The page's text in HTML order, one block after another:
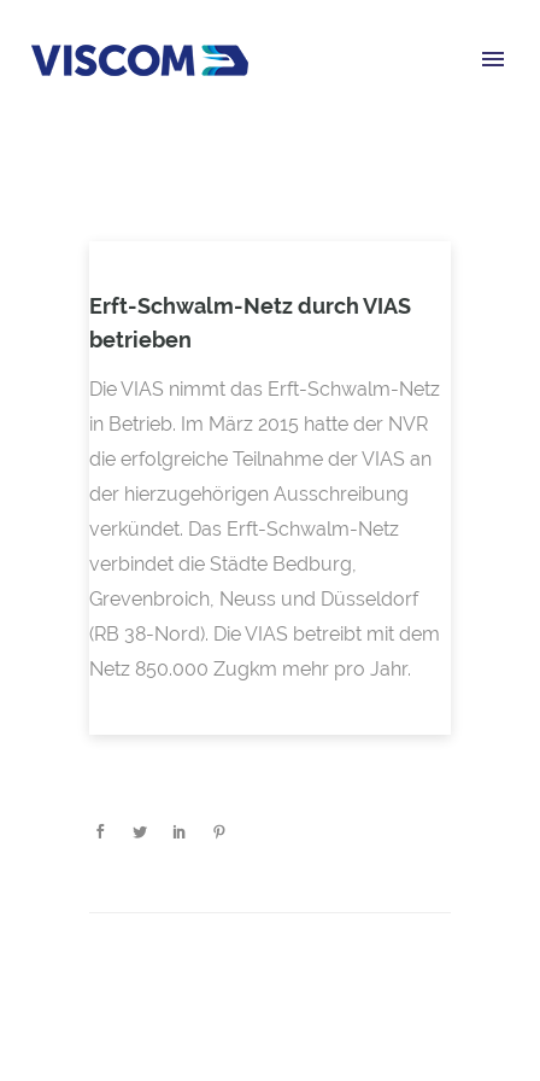
Erft-Schwalm-Netz durch VIAS
betrieben
Die VIAS nimmt das Erft-Schwalm-Netz
in Betrieb. Im März 2015 hatte der NVR
die erfolgreiche Teilnahme der VIAS an
der hierzugehörigen Ausschreibung
verkündet. Das Erft-Schwalm-Netz
verbindet die Städte Bedburg,
Grevenbroich, Neuss und Düsseldorf
(RB 38-Nord). Die VIAS betreibt mit dem
Netz 850.000 Zugkm mehr pro Jahr.